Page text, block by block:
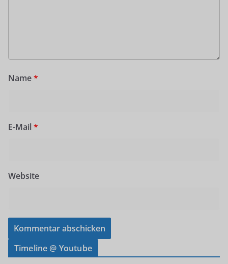
Name*
E-Mail *
Website
Timeline @ Youtube